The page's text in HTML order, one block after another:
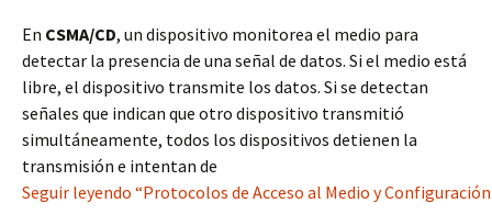
En CSMA/CD, un dispositivo monitorea el medio para
detectar la presencia de una señal de datos. Si el medio está
libre, el dispositivo transmite los datos. Si se detectan
señales que indican que otro dispositivo transmitió
simultáneamente, todos los dispositivos detienen la
transmisión e intentan de
Seguir leyendo “Protocolos de Acceso al Medio y